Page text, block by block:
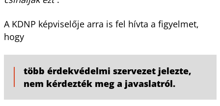
A KDNP képviselője arra is fel hívta a figyelmet,
hogy
több érdekvédelmi szervezet jelezte,
nem kérdezték meg a javaslatról.